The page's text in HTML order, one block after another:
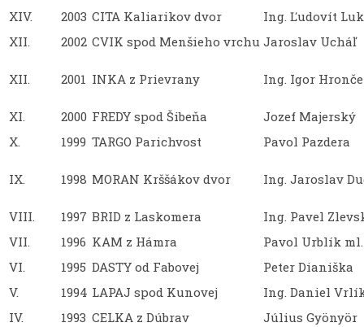
XIV.
2003 CITA Kaliarikov dvor
Ing. Ľudovít
XII.
2002 CVIK spod Menšieho vrchu Jaroslav Ucháľ
XII. 2001 INKA z Prievrany Ing. Igor
XI. 2000 FREDY spod Šibeňa
Jozef Majerský
X.
1999 TARGO Parichvost Pavol Pazdera
IX. 1998 MORAN Krššákov dvor Ing. Jaroslav
VIII. 1997 BRID z Laskomera
Ing. Pavel
VII.
1996 KAM z Hámra
Pavol Urblík ml.
VI.
1995 DASTY od Fabovej
Peter Dianiška
V.
1994 LAPAJ spod Kunovej
Ing. Daniel
IV.
1993 CELKA z Dúbrav
Július Gyönyör